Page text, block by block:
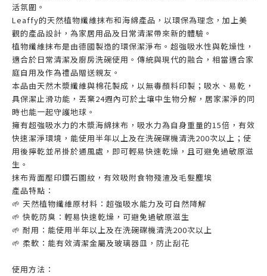
活氛圍。
Leaffy的天然植物纖維抹布和海綿產品，以環保為理念，加上美
觀的產品設計，為家居用品及日常清潔帶來新的體驗。
植物纖維抹布是由德國製造的環保潔淨布。超強吸水性與乾燥性，
適合於日常清潔及廚房洗碗使用。傳統與現代的融合，相當適合家
庭自用及作為禮品贈送親友。
本品由天然木漿纖維與棉花製成，以無毒顏料印製；吸水、易乾，
具保潔止滑功能，丟棄24週內可於土壤中生物分解，居家潔淨的同
時也能一起守護地球。
擁有超強吸水力的木漿海綿抹布，吸水力為自身重量的15倍，有效
快速潔淨環境，能使用半年以上及在洗碗碟機清洗200次以上；使
用後擰乾並吊掛於通風處，即可輕易快速乾燥，且可避免過敏原滋
生。
抹布背面壓印鑽石圖紋，有效吸附食物殘渣及毛髮塵埃
產品特點：
🌱 天然植物纖維原材料：超強吸水能力及可自然降解
🌱 快乾防臭：輕易快速乾燥，可避免過敏原滋生
🌱 耐用：能使用半年以上及在洗碗碟機清洗200次以上
🌱 柔軟：能有效清潔金屬及玻璃器皿，防止刮花
使用方法：